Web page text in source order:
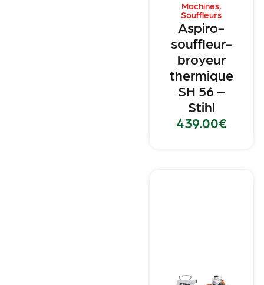
Machines,
Souffleurs
Aspiro-
souffleur-
broyeur
thermique
SH 56 –
Stihl
439.00€